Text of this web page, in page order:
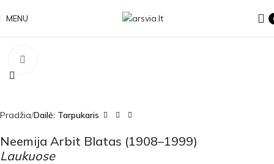
MENU
Pradžia Dailė: Tarpukaris
Neemija Arbit Blatas (1908–1999)
Laukuose